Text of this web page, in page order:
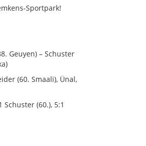
Sportpark!
Geuyen) – Schuster
(60. Smaali), Ünal,
Schuster (60.), 5:1